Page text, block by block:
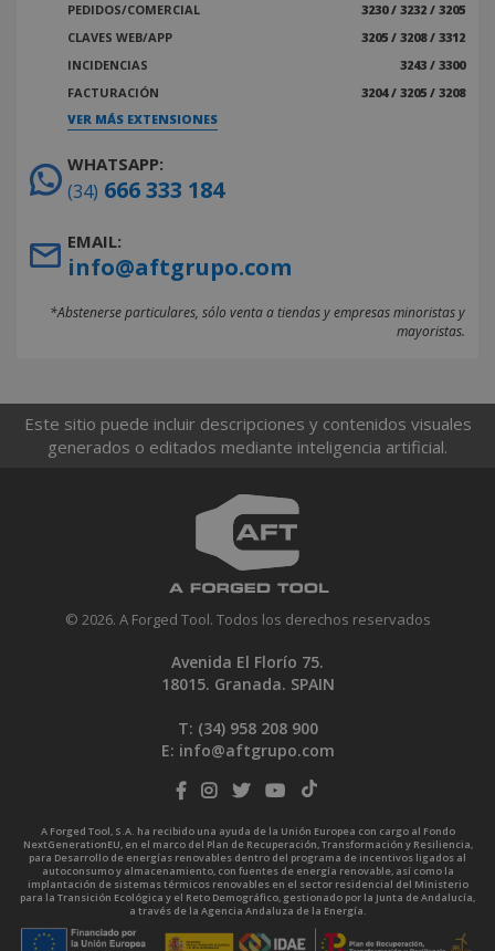
PEDIDOS/COMERCIAL
3230 / 3232 / 3205
CLAVES WEB/APP
3205 / 3208 / 3312
INCIDENCIAS
3243 / 3300
FACTURACIÓN
3204 / 3205 / 3208
VER MÁS EXTENSIONES
WHATSAPP:
(34) 666 333 184
EMAIL:
info@aftgrupo.com
*Abstenerse particulares, sólo venta a tiendas y empresas minoristas y
mayoristas.
Este sitio puede incluir descripciones y contenidos visuales
generados o editados mediante inteligencia artificial.
© 2026. A Forged Tool. Todos los derechos reservados
Avenida El Florío 75.
18015. Granada. SPAIN
T: (34) 958 208 900
E: info@aftgrupo.com
A Forged Tool, S.A. ha recibido una ayuda de la Unión Europea con cargo al Fondo
NextGenerationEU, en el marco del Plan de Recuperación, Transformación y Resiliencia,
para Desarrollo de energías renovables dentro del programa de incentivos ligados al
autoconsumo y almacenamiento, con fuentes de energía renovable, así como la
implantación de sistemas térmicos renovables en el sector residencial del Ministerio
para la Transición Ecológica y el Reto Demográfico, gestionado por la Junta de Andalucía,
a través de la Agencia Andaluza de la Energía.